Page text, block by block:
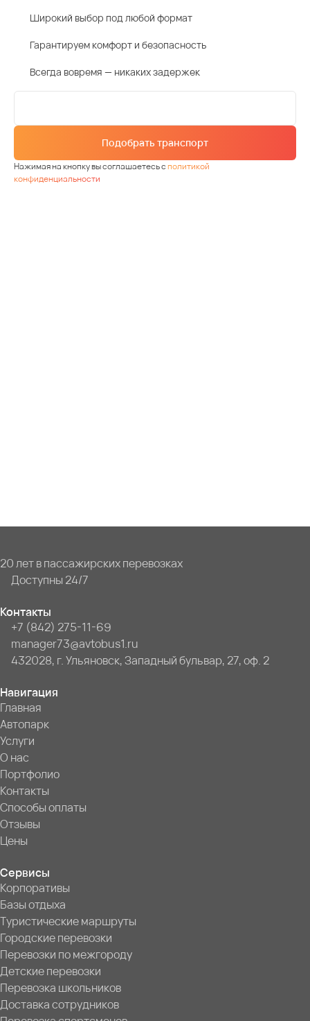
Широкий выбор под любой формат
Гарантируем комфорт и безопасность
Всегда вовремя — никаких задержек
Подобрать транспорт
Нажимая на кнопку вы соглашаетесь сполитикой
конфиденциальности
20 лет в пассажирских перевозках
Доступны 24/7
Контакты
+7 (842) 275-11-69
manager73@avtobus1.ru
432028, г. Ульяновск, Западный бульвар, 27, оф. 2
Навигация
Главная
Автопарк
Услуги
О нас
Портфолио
Контакты
Способы оплаты
Отзывы
Цены
Сервисы
Корпоративы
Базы отдыха
Туристические маршруты
Городские перевозки
Перевозки по межгороду
Детские перевозки
Перевозка школьников
Доставка сотрудников